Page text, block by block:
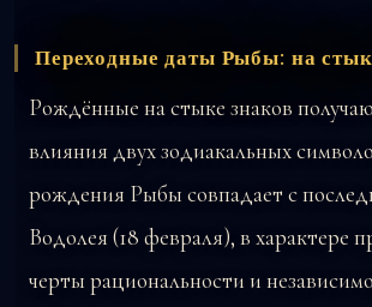
Переходные даты Рыбы: на
Рождённые на стыке знаков
влияния двух зодиакальных
рождения Рыбы совпадает с
Водолея (18 февраля), в характере
черты рациональности и